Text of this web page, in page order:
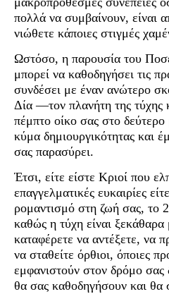
πολλά να συμβαίνουν, είναι
νιώθετε κάποιες στιγμές
Ωστόσο, η παρουσία του
μπορεί να καθοδηγήσει τις
συνδέσει με έναν ανώτερο
Δία —τον πλανήτη της τύχης
πέμπτο οίκο σας στο δεύτερο
κύμα δημιουργικότητας και
σας παρασύρει.
Έτσι, είτε είστε Κριοί που
επαγγελματικές ευκαιρίες
ρομαντισμό στη ζωή σας, το
καθώς η τύχη είναι
καταφέρετε να αντέξετε, να
να σταθείτε όρθιοι, όποιες
εμφανιστούν στον δρόμο
θα σας καθοδηγήσουν και